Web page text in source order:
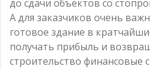
до сдачи объектов со
А для заказчиков очень
готовое здание в
получать прибыль и
строительство финансовые